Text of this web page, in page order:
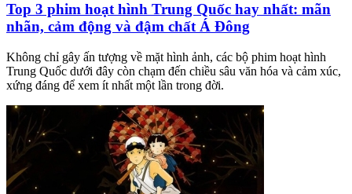
Top 3 phim hoạt hình Trung Quốc hay nhất: mãn
nhãn, cảm động và đậm chất Á Đông
Không chỉ gây ấn tượng về mặt hình ảnh, các bộ phim hoạt hình
Trung Quốc dưới đây còn chạm đến chiều sâu văn hóa và cảm xúc,
xứng đáng để xem ít nhất một lần trong đời.